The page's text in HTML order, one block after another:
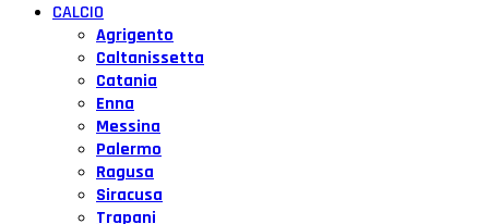
CALCIO
Agrigento
Caltanissetta
Catania
Enna
Messina
Palermo
Ragusa
Siracusa
Trapani